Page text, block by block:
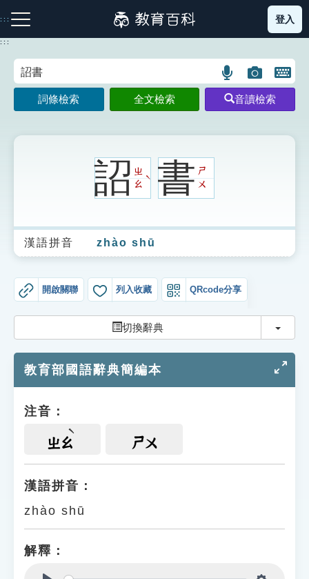
到
主
:::
注音索引圖示 筆畫索引圖示 部首索引表圖示
生字詞彙表
成語故事
索引選單
單字索引
遊戲專區
貓頭鷹博士
登入
:::
語
言
搜
圖
片
搜
開
鍵
圖
詞條檢索 全文檢索 音讀檢索
詔ㄓ
ㄠ
ˋ 書ㄕ
ㄨ
漢語拼音 zhào shū
開啟關聯 列入收藏 QRcode分享
切換辭典 切換
教育部國語辭典簡編本
注音：
ㄓㄠ ㄕㄨ
漢語拼音：
zhào shū
解釋：